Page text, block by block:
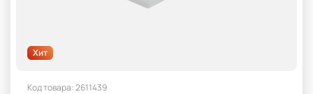
Хит
Код товара: 2611439